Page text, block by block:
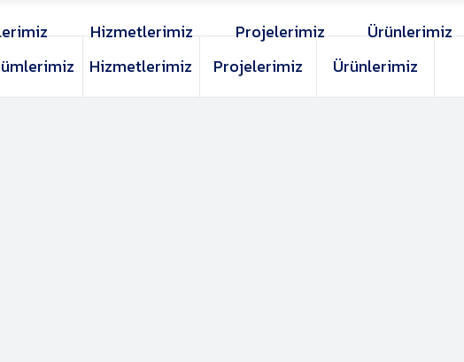
Hizmetlerimiz Projelerimiz Ürünlerimiz
Hizmetlerimiz Projelerimiz Ürünlerimiz